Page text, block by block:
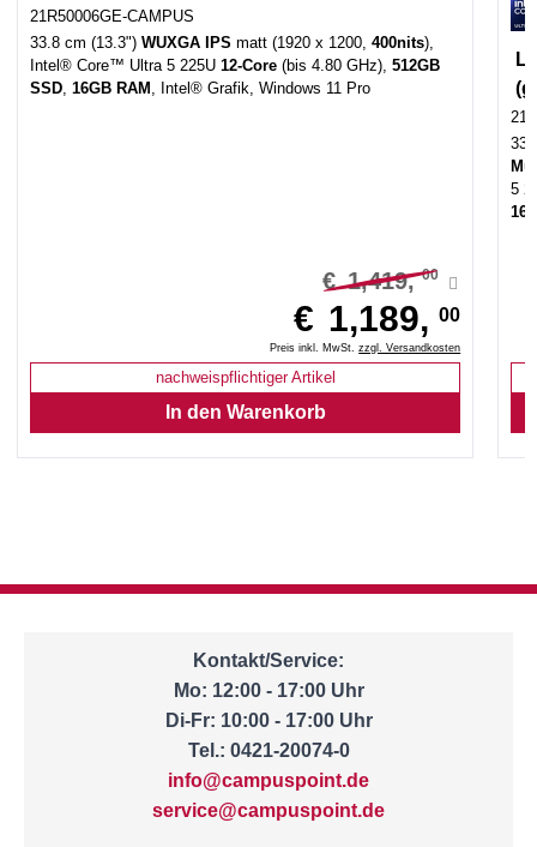
21R50006GE-CAMPUS
33.8 cm (13.3") WUXGA IPS matt (1920 x 1200, 400nits),
Intel® Core™ Ultra 5 225U 12-Core (bis 4.80 GHz), 512GB
SSD, 16GB RAM , Intel® Grafik, Windows 11 Pro
€ 1,419, 00
€ 1,189, 00
Preis inkl. MwSt.zzgl. Versandkosten
nachweispflichtiger Artikel
5
Kontakt/Service:
Mo: 12:00 - 17:00 Uhr
Di-Fr: 10:00 - 17:00 Uhr
Tel.: 0421-20074-0
info@campuspoint.de
service@campuspoint.de